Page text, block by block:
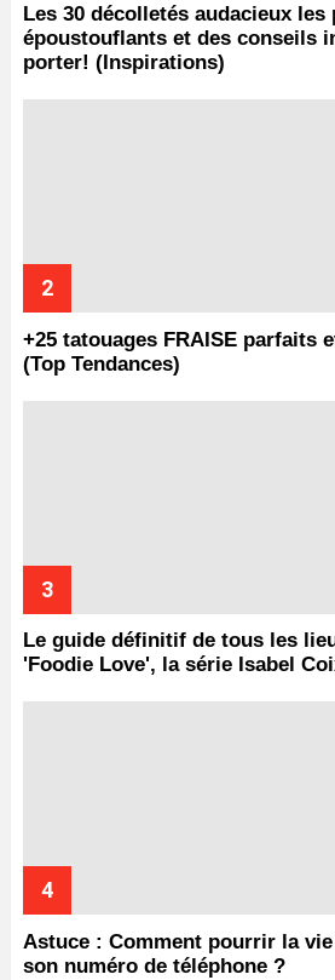
Les 30 décolletés audacieux les
époustouflants et des conseils
porter! (Inspirations)
+25 tatouages ​​FRAISE parfaits
(Top Tendances)
Le guide définitif de tous les
'Foodie Love', la série Isabel
Astuce : Comment pourrir la vie
son numéro de téléphone ?